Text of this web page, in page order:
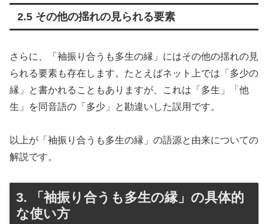
2.5 その他の揺れの見られる要素
さらに、「袖振り合うも多生の縁」にはその他の揺れの見
られる要素も存在します。たとえばネット上では「多少の
縁」と書かれることもありますが、これは「多生」「他
生」を同音語の「多少」と勘違いした誤用です。
以上が「袖振り合うも多生の縁」の語源と由来についての
解説です。
3. 「袖振り合うも多生の縁」の具体的
な使い方